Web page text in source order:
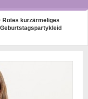
Rotes kurzärmeliges